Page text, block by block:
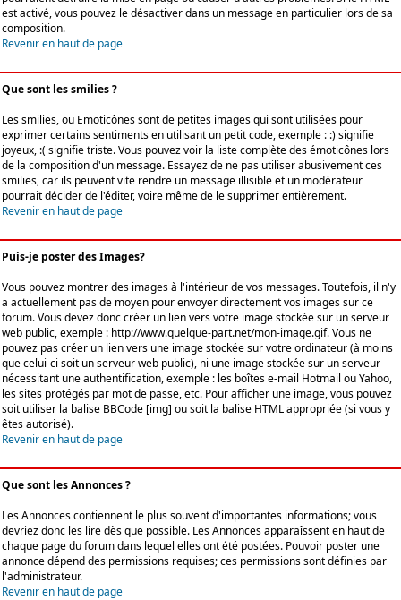
est activé, vous pouvez le désactiver dans un message en particulier lors de sa
composition.
Revenir en haut de page
Que sont les smilies ?
Les smilies, ou Emoticônes sont de petites images qui sont utilisées pour
exprimer certains sentiments en utilisant un petit code, exemple : :) signifie
joyeux, :( signifie triste. Vous pouvez voir la liste complète des émoticônes lors
de la composition d'un message. Essayez de ne pas utiliser abusivement ces
smilies, car ils peuvent vite rendre un message illisible et un modérateur
pourrait décider de l'éditer, voire même de le supprimer entièrement.
Revenir en haut de page
Puis-je poster des Images?
Vous pouvez montrer des images à l'intérieur de vos messages. Toutefois, il n'y
a actuellement pas de moyen pour envoyer directement vos images sur ce
forum. Vous devez donc créer un lien vers votre image stockée sur un serveur
web public, exemple : http://www.quelque-part.net/mon-image.gif. Vous ne
pouvez pas créer un lien vers une image stockée sur votre ordinateur (à moins
que celui-ci soit un serveur web public), ni une image stockée sur un serveur
nécessitant une authentification, exemple : les boîtes e-mail Hotmail ou Yahoo,
les sites protégés par mot de passe, etc. Pour afficher une image, vous pouvez
soit utiliser la balise BBCode [img] ou soit la balise HTML appropriée (si vous y
êtes autorisé).
Revenir en haut de page
Que sont les Annonces ?
Les Annonces contiennent le plus souvent d'importantes informations; vous
devriez donc les lire dès que possible. Les Annonces apparaîssent en haut de
chaque page du forum dans lequel elles ont été postées. Pouvoir poster une
annonce dépend des permissions requises; ces permissions sont définies par
l'administrateur.
Revenir en haut de page